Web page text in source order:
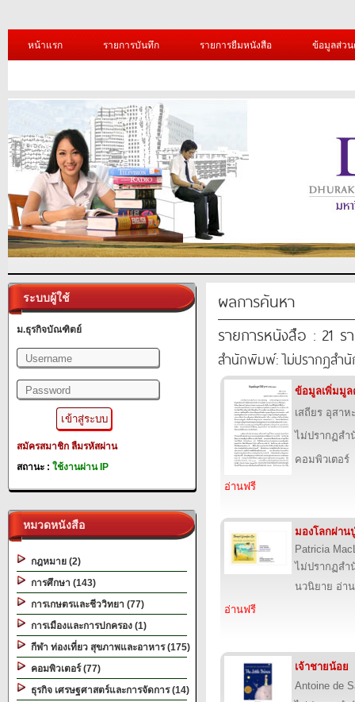
หน้าแรก รายการบันทึก รายการยืมหนังสือ ข้อมูลส่ว
ระบบผู้ใช้
ม.ธุรกิจบัณฑิตย์
สมัครสมาชิก ลืมรหัสผ่าน
สถานะ : ใช้งานผ่าน IP
หมวดหนังสือ
กฎหมาย (2)
การศึกษา (143)
การเกษตรและชีววิทยา (77)
การเมืองและการปกครอง (1)
กีฬา ท่องเที่ยว สุขภาพและอาหาร (175)
คอมพิวเตอร์ (77)
ธุรกิจ เศรษฐศาสตร์และการจัดการ (14)
ผลการค้นหา
รายการหนังสือ : 21 ร
สำนักพิมพ์: ไม่ปรากฏสำ
ข้อมูลเพิ่มมูล
เสถียร อุสาห
ไม่ปรากฏส
คอมพิวเตอร์
อ่านฟรี
มองโลกผ่าน
Patricia
ไม่ปรากฏส
นวนิยาย อ่า
อ่านฟรี
เจ้าชายน้อย
Antoine de